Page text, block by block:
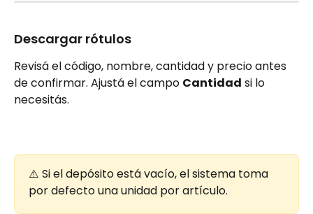
Descargar rótulos
Revisá el código, nombre, cantidad y precio antes
de confirmar. Ajustá el campo Cantidad si lo
necesitás.
⚠️ Si el depósito está vacío, el sistema toma
por defecto una unidad por artículo.